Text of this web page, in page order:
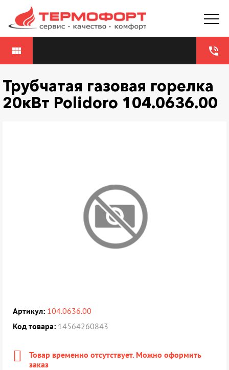
phone_in_talk
view_module
Трубчатая газовая горелка
20кВт Polidoro 104.0636.00
Артикул: 104.0636.00
Код товара: 14564260843
Товар временно отсутствует. Можно оформить
заказ